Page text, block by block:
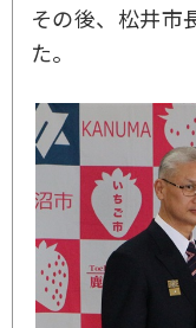
その後、松井市
た。